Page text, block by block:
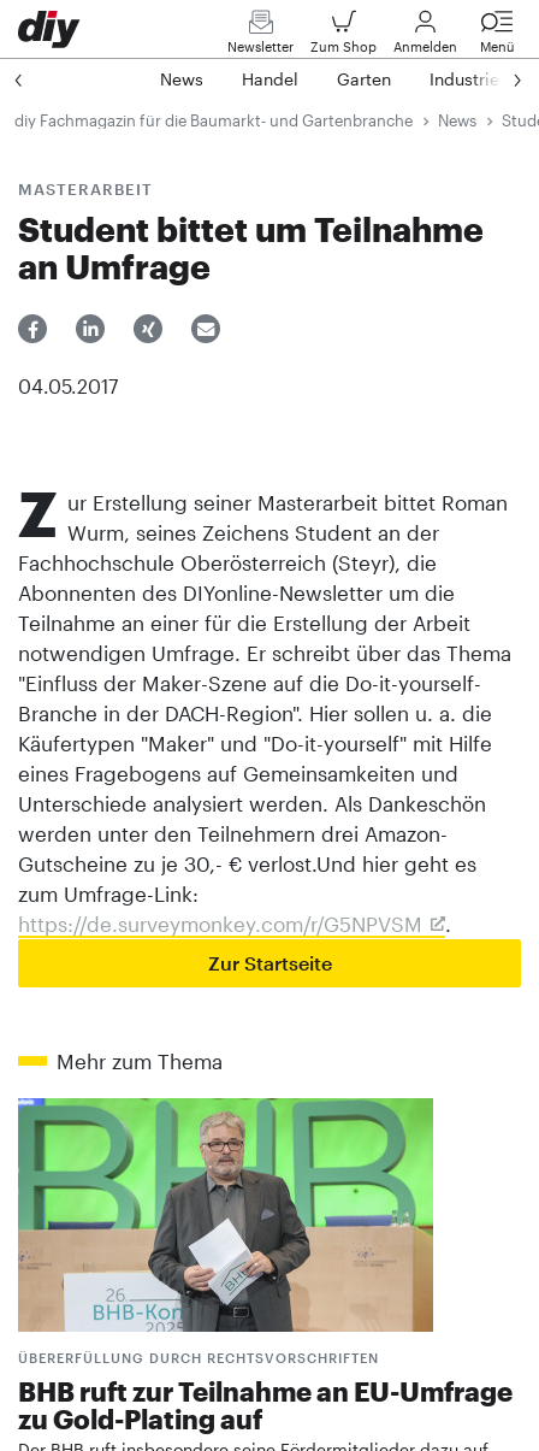
Newsletter Zum Shop Anmelden Menü
News Handel Garten Industrie
diy Fachmagazin für die Baumarkt- und Gartenbranche News
MASTERARBEIT
Student bittet um Teilnahme
an Umfrage
04.05.2017
Z ur Erstellung seiner Masterarbeit bittet Roman
Wurm, seines Zeichens Student an der
Fachhochschule Oberösterreich (Steyr), die
Abonnenten des DIYonline-Newsletter um die
Teilnahme an einer für die Erstellung der Arbeit
notwendigen Umfrage. Er schreibt über das Thema
"Einfluss der Maker-Szene auf die Do-it-yourself-
Branche in der DACH-Region". Hier sollen u. a. die
Käufertypen "Maker" und "Do-it-yourself" mit Hilfe
eines Fragebogens auf Gemeinsamkeiten und
Unterschiede analysiert werden. Als Dankeschön
werden unter den Teilnehmern drei Amazon-
Gutscheine zu je 30,- € verlost.Und hier geht es
zum Umfrage-Link:
https://de.surveymonkey.com/r/G5NPVSM
Zur Startseite
Mehr zum Thema
ÜBERERFÜLLUNG DURCH RECHTSVORSCHRIFTEN
BHB ruft zur Teilnahme an EU-Umfrage
zu Gold-Plating auf